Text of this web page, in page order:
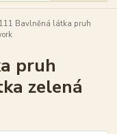
Bavlněná látka pruh
pruh
zelená